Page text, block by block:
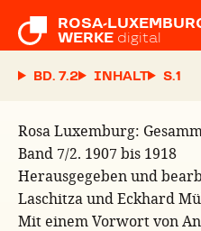
ROSA-
WERKE digital
BD. 7.2 INHALT S.
Rosa Luxemburg:
Band 7/2. 1907 bis 1918
Herausgegeben und
Laschitza und Eckhard
Mit einem Vorwort von